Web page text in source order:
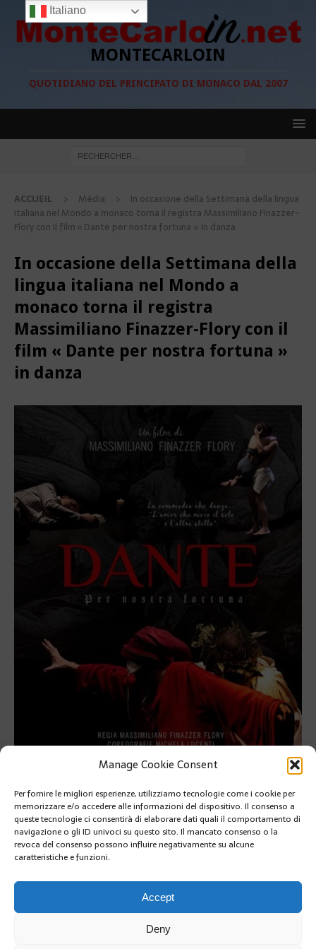
Manage Cookie Consent
Per fornire le migliori esperienze, utilizziamo tecnologie come i cookie per
memorizzare e/o accedere alle informazioni del dispositivo. Il consenso a
queste tecnologie ci consentirà di elaborare dati quali il comportamento di
navigazione o gli ID univoci su questo sito. Il mancato consenso o la
revoca del consenso possono influire negativamente su alcune
caratteristiche e funzioni.
Accept
Deny
MONTECARLOIN
QUOTIDIANO DEL PRINCIPATO DI MONACO DAL 2007
ACCUEIL Média
In occasione della Settimana della lingua
italiana nel Mondo a monaco torna il registra Massimiliano Finazzer-
Flory con il film « Dante per nostra fortuna » in danza
In occasione della Settimana della
lingua italiana nel Mondo a
monaco torna il registra
Massimiliano Finazzer-Flory con il
film « Dante per nostra fortuna »
in danza
monaco torna il registra Massimiliano Finazzer-Flory con il film
« Dante per nostra fortuna » in danza
In occasione della Settimana della lingua italiana nel Mondo a
monaco torna il registra Massimiliano Finazzer-Flory con il film
« Dante per nostra fortuna » in danza
Italiano